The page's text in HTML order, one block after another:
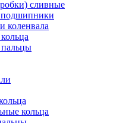
сливные
подшипники
коленвала
кольца